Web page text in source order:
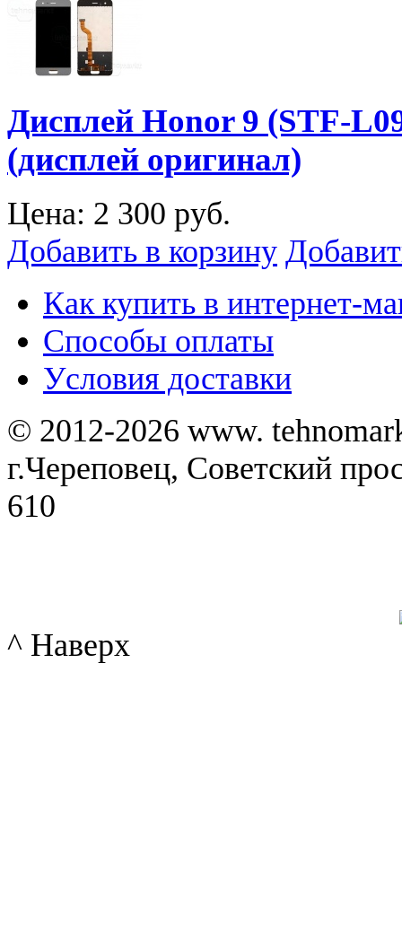
Дисплей Honor 9 (STF-
(дисплей оригинал)
Цена: 2 300 руб.
Добавить в корзину
Как купить в интернет-
Способы оплаты
Уcловия доставки
© 2012-2026 www.
г.Череповец, Советский
610
^ Наверх